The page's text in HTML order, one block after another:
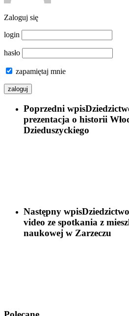
Zaloguj się
login
hasło
zapamiętaj mnie
Poprzedni wpis
prezentacja o historii
Dzieduszyckiego
Następny wpis
video ze spotkania z
naukowej w Zarzeczu